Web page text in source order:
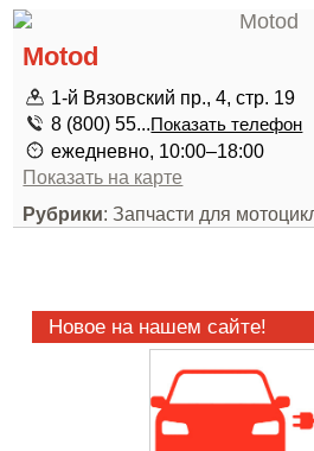
Motod
1-й Вязовский пр., 4, стр. 19
8 (800) 55...Показать телефон
ежедневно, 10:00–18:00
Показать на карте
Рубрики: Запчасти для
Новое на нашем сайте!